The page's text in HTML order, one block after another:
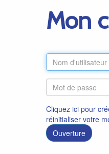
Mon
Cliquez ici pour
réinitialiser votre